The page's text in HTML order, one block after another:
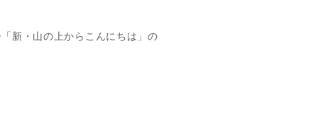
新・山の上からこんにちは」の